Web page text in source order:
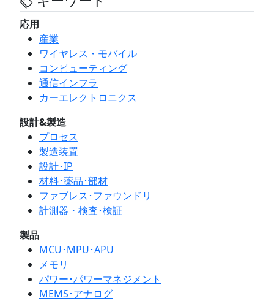
応用
産業
ワイヤレス・モバイル
コンピューティング
通信インフラ
カーエレクトロニクス
設計&製造
プロセス
製造装置
設計･IP
材料･薬品･部材
ファブレス･ファウンドリ
計測器・検査･検証
製品
MCU･MPU･APU
メモリ
パワー･パワーマネジメント
MEMS･アナログ